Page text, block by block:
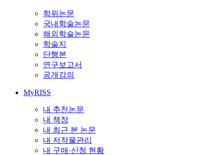
학위논문
국내학술논문
해외학술논문
학술지
단행본
연구보고서
공개강의
MyRISS
내 추천논문
내 책장
내 최근 본 논문
내 저작물관리
내 구매·신청 현황